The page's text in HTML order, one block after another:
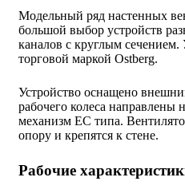
Модельный ряд настенных
большой выбор устройств
каналов с круглым сечением.
торговой маркой Ostberg.
Устройство оснащено
рабочего колеса направлены
механизм ЕС типа.
опору и крепятся к стене.
Рабочие